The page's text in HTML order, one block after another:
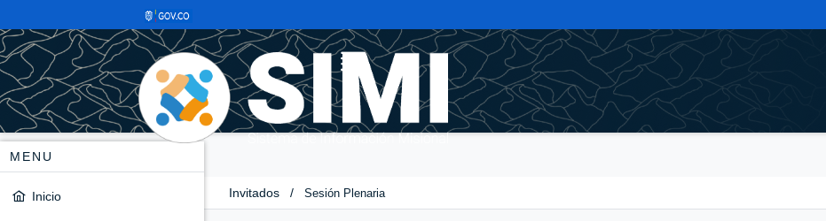
MENU
Inicio Invitados / Sesión Plenaria